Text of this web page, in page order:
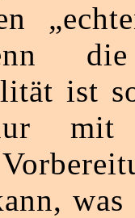
ist
mit